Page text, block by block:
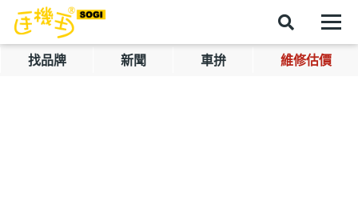
找品牌 新聞 車拚 維修估價